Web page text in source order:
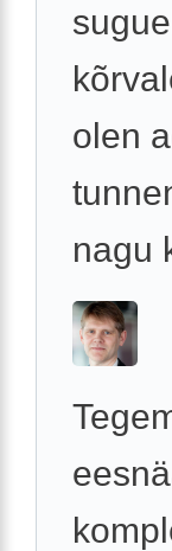
olen
nagu